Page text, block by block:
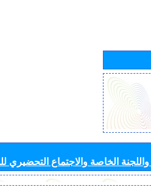
الخاصة والاجتماع التحضيري